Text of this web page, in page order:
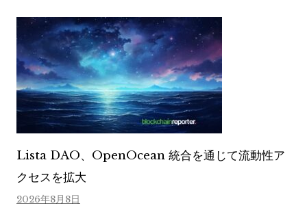
Lista DAO、OpenOcean 統合を通じて流動性ア
クセスを拡大
2026年8月8日